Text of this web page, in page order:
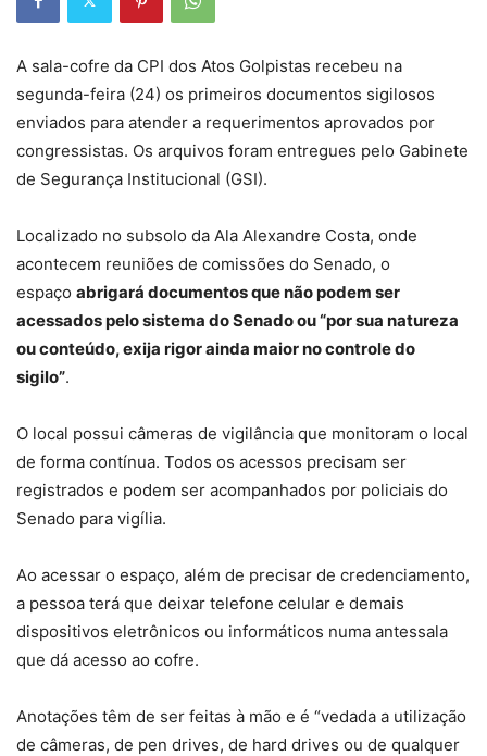
A sala-cofre da CPI dos Atos Golpistas recebeu na
segunda-feira (24) os primeiros documentos sigilosos
enviados para atender a requerimentos aprovados por
congressistas. Os arquivos foram entregues pelo Gabinete
de Segurança Institucional (GSI).
Localizado no subsolo da Ala Alexandre Costa, onde
acontecem reuniões de comissões do Senado, o
espaço abrigará documentos que não podem ser
acessados pelo sistema do Senado ou “por sua natureza
ou conteúdo, exija rigor ainda maior no controle do
sigilo”.
O local possui câmeras de vigilância que monitoram o local
de forma contínua. Todos os acessos precisam ser
registrados e podem ser acompanhados por policiais do
Senado para vigília.
Ao acessar o espaço, além de precisar de credenciamento,
a pessoa terá que deixar telefone celular e demais
dispositivos eletrônicos ou informáticos numa antessala
que dá acesso ao cofre.
Anotações têm de ser feitas à mão e é “vedada a utilização
de câmeras, de pen drives, de hard drives ou de qualquer